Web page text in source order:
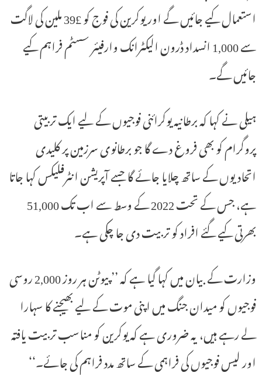
استعمال کیے جائیں گے اور یوکرین کی فوج کو £39 ملین کی لاگت
سے 1,000 انسداد ڈرون الیکٹرانک وارفیئر سسٹم فراہم کیے
جائیں گے۔
ہیلی نے کہا کہ برطانیہ یوکرائنی فوجیوں کے لیے ایک تربیتی
پروگرام کو بھی فروغ دے گا جو برطانوی سرزمین پر کلیدی
اتحادیوں کے ساتھ چلایا جائے گا جسے آپریشن انٹرفلیکس کہا جاتا
ہے، جس کے تحت 2022 کے وسط سے اب تک 51,000
بھرتی کیے گئے افراد کو تربیت دی جا چکی ہے۔
وزارت کے بیان میں کہا گیا ہے کہ ’’پیوٹن ہر روز 2,000 روسی
فوجیوں کو میدان جنگ میں اپنی موت کے لیے بھیجنے کا سہارا
لے رہے ہیں، یہ ضروری ہے کہ یوکرین کو مناسب تربیت یافتہ
اور لیس فوجیوں کی فراہمی کے ساتھ مدد فراہم کی جائے۔‘‘